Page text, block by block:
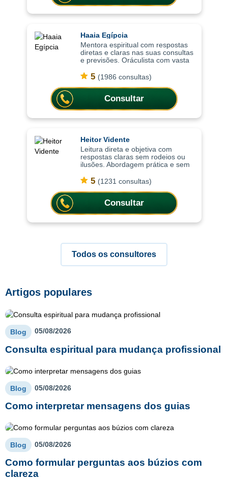
Haaia Egípcia
Mentora espiritual com respostas
diretas e claras nas suas consultas
e previsões. Oráculista com vasta
mestra em oráculos, as consultas
são focadas em trazer resp
5 (1986 consultas)
Consultar
Heitor Vidente
Leitura direta e objetiva com
respostas claras sem rodeios ou
ilusões. Abordagem prática e sem
compreender situações de forma
clara, trazendo respostas diretas
para
5 (1231 consultas)
Consultar
Todos os consultores
Artigos populares
Blog 05/08/2026
Consulta espiritual para mudança profissional
Blog 05/08/2026
Como interpretar mensagens dos guias
Blog 05/08/2026
Como formular perguntas aos búzios com
clareza